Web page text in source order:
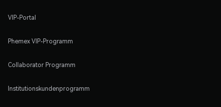
VIP-Portal
Phemex VIP-Programm
Collaborator Programm
Institutionskundenprogramm